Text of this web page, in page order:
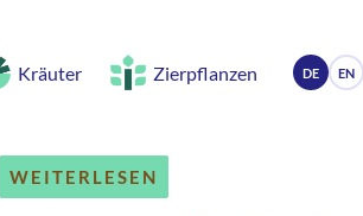
Kräuter Zierpflanzen DE EN
WEITERLESEN